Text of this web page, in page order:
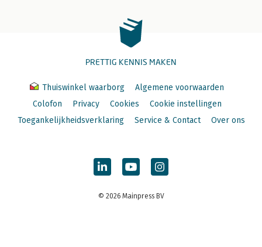
PRETTIG KENNIS MAKEN
Thuiswinkel waarborg
Algemene voorwaarden
Colofon
Privacy Cookies
Cookie instellingen
Toegankelijkheidsverklaring
Service & Contact Over ons
© 2026 Mainpress BV